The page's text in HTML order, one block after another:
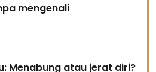
mengenali
Menabung atau jerat diri?